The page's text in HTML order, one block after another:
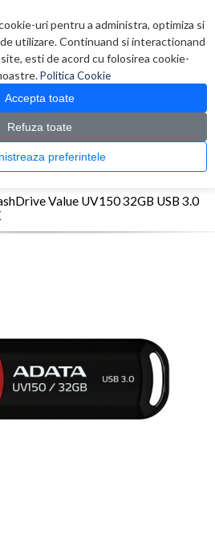
uri pentru a administra, optimiza si
utilizare. Continuand si interactionand
esti de acord cu folosirea cookie-
Politica Cookie
Accepta toate
Refuza toate
Administreaza preferintele
0 produs(e)
USB > Memorie USB ADATA DashDrive Value
Value UV150 32GB USB 3.0